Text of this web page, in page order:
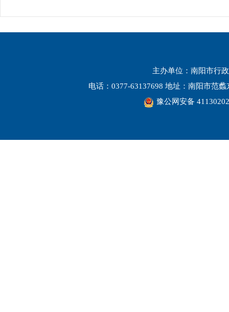
主办单位：南阳市行
电话：0377-63137698 地址：南阳市范
豫公网安备